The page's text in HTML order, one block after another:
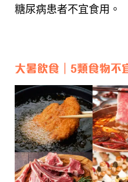
糖尿病患者不宜食用。
大暑飲食｜5類食物不